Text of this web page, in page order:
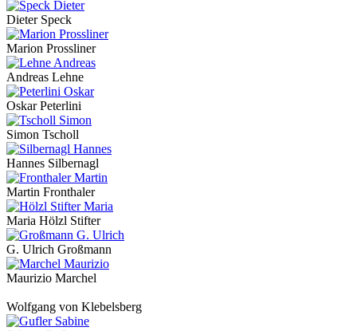
Dieter Speck
Marion Prossliner
Andreas Lehne
Oskar Peterlini
Simon Tscholl
Hannes Silbernagl
Martin Fronthaler
Maria Hölzl Stifter
G. Ulrich Großmann
Maurizio Marchel
Wolfgang von Klebelsberg